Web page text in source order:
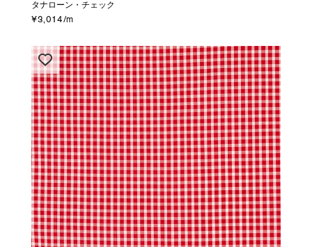
タナローン・チェック
¥3,014/m